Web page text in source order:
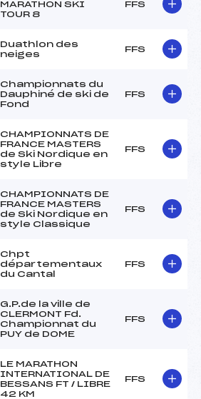
MARATHON SKI
TOUR 8
FFS
Duathlon des
neiges
FFS
Championnats du
Dauphiné de ski de
Fond
FFS
CHAMPIONNATS DE
FRANCE MASTERS
de Ski Nordique en
style Libre
FFS
CHAMPIONNATS DE
FRANCE MASTERS
de Ski Nordique en
style Classique
FFS
Chpt
départementaux
du Cantal
FFS
G.P.de la ville de
CLERMONT Fd.
Championnat du
PUY de DOME
FFS
LE MARATHON
INTERNATIONAL DE
BESSANS FT / LIBRE
42 KM
FFS